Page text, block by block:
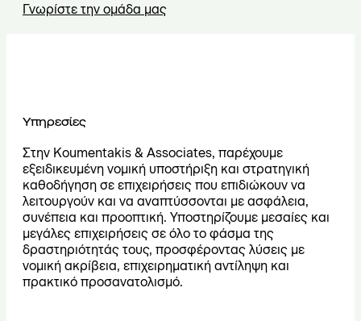
Γνωρίστε την ομάδα μας
Υπηρεσίες
Στην Koumentakis & Associates, παρέχουμε
εξειδικευμένη νομική υποστήριξη και στρατηγική
καθοδήγηση σε επιχειρήσεις που επιδιώκουν να
λειτουργούν και να αναπτύσσονται με ασφάλεια,
συνέπεια και προοπτική. Υποστηρίζουμε μεσαίες και
μεγάλες επιχειρήσεις σε όλο το φάσμα της
δραστηριότητάς τους, προσφέροντας λύσεις με
νομική ακρίβεια, επιχειρηματική αντίληψη και
πρακτικό προσανατολισμό.